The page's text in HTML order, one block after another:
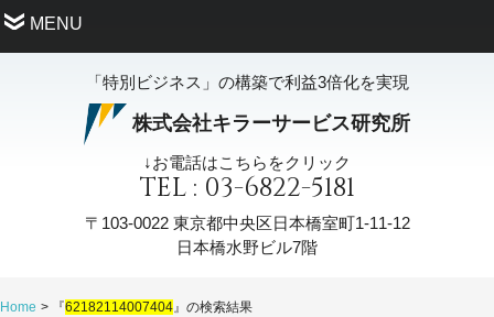
MENU
「特別ビジネス」の構築で利益3倍化を実現
株式会社キラーサービス研究所
↓お電話はこちらをクリック
TEL : 03-6822-5181
〒103-0022東京都中央区日本橋室町1-11-12
日本橋水野ビル7階
Home 『62182114007404』の検索結果